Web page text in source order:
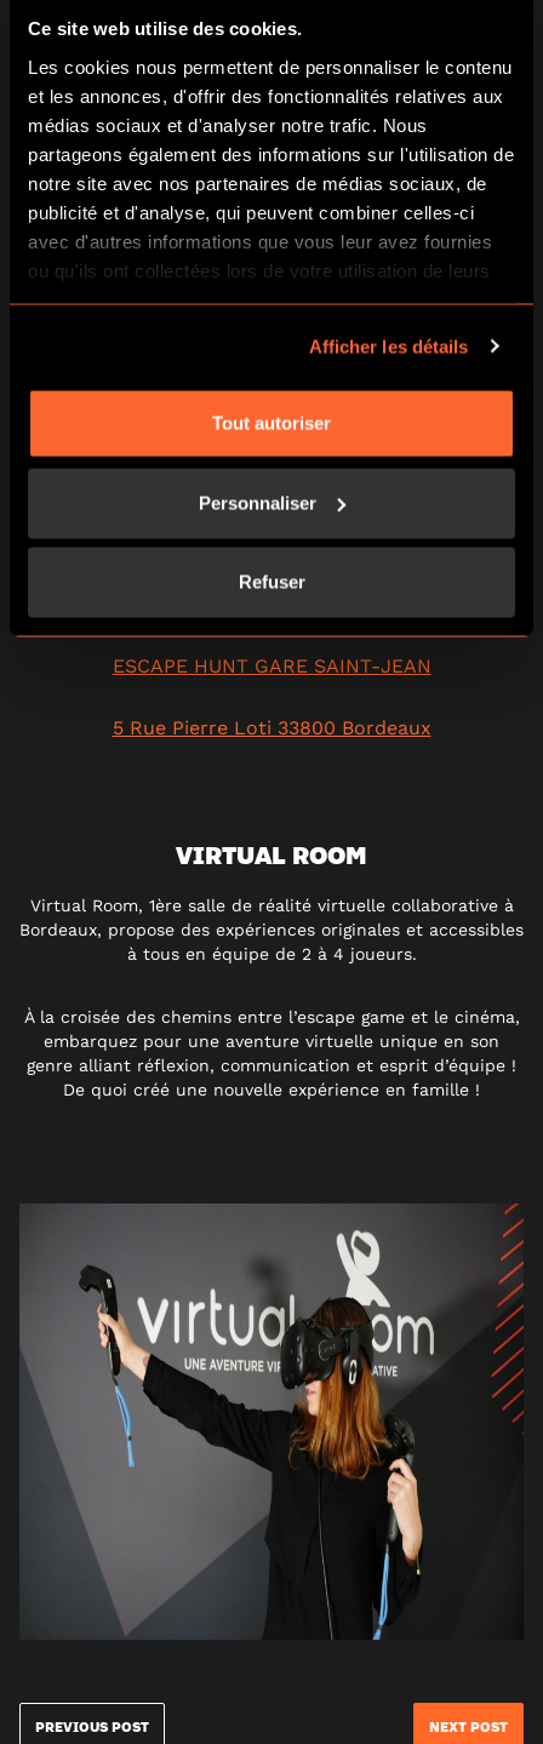
Ce site web utilise des cookies.
Les cookies nous permettent de personnaliser le contenu
et les annonces, d'offrir des fonctionnalités relatives aux
médias sociaux et d'analyser notre trafic. Nous
partageons également des informations sur l'utilisation de
notre site avec nos partenaires de médias sociaux, de
publicité et d'analyse, qui peuvent combiner celles-ci
avec d'autres informations que vous leur avez fournies
ou qu'ils ont collectées lors de votre utilisation de leurs
services.
Afficher les détails
Tout autoriser
Personnaliser
Refuser
ESCAPE GAME : « LE MANOIR
D’H.H.HOLMES »
Revivez l’incroyable histoire du premier
serial killer américain chezEscape Hunt
en famille !
1893, vous décidez de visiter l’exposition universelle
disponibles hormis un intriguant manoir dans lequel
vous avez finalement réservé une chambre.
Au premier abord, rien de suspect… Mais ce que
vous ne savez pas, c’est que dans cet hôtel, le
propriétaire Herman Webster Mudgett, alias H.H.
Holmes fera plus de deux cents victimes.
ESCAPE HUNT GARE SAINT-JEAN
5 Rue Pierre Loti 33800 Bordeaux
VIRTUAL ROOM
Virtual Room, 1ère salle de réalité virtuelle collaborative à
Bordeaux, propose des expériences originales et accessibles
à tous en équipe de 2 à 4 joueurs.
À la croisée des chemins entre l’escape game et le cinéma,
embarquez pour une aventure virtuelle unique en son
genre alliant réflexion, communication et esprit d’équipe !
De quoi créé une nouvelle expérience en famille !
PREVIOUS POST NEXT POST